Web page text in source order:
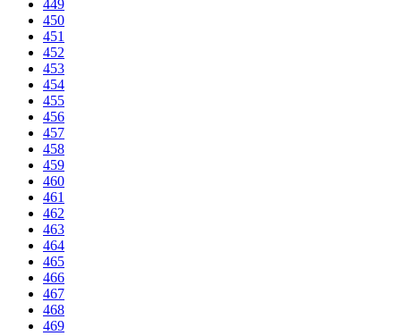
449
450
451
452
453
454
455
456
457
458
459
460
461
462
463
464
465
466
467
468
469